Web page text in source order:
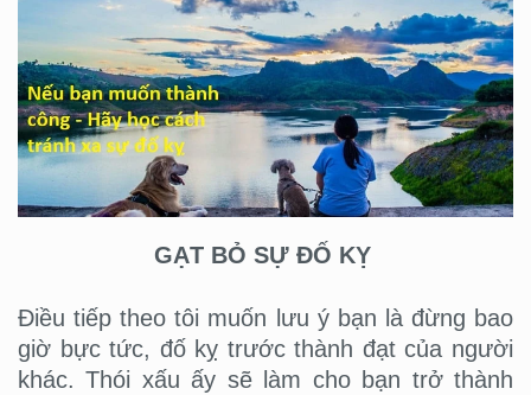
GẠT BỎ SỰ ĐỐ KỴ
Điều tiếp theo tôi muốn lưu ý bạn là đừng bao
giờ bực tức, đố kỵ trước thành đạt của người
khác. Thói xấu ấy sẽ làm cho bạn trở thành